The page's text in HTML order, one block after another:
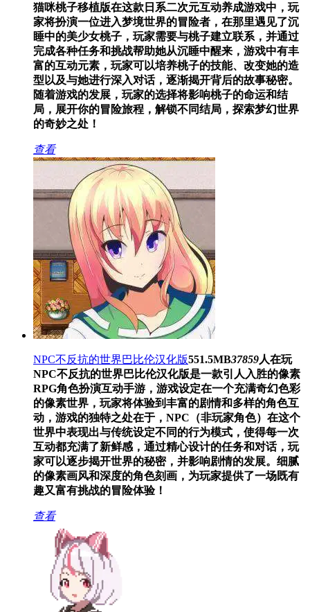
猫咪桃子移植版在这款日系二次元互动养成游戏中，玩
家将扮演一位进入梦境世界的冒险者，在那里遇见了沉
睡中的美少女桃子，玩家需要与桃子建立联系，并通过
完成各种任务和挑战帮助她从沉睡中醒来，游戏中有丰
富的互动元素，玩家可以培养桃子的技能、改变她的造
型以及与她进行深入对话，逐渐揭开背后的故事秘密。
随着游戏的发展，玩家的选择将影响桃子的命运和结
局，展开你的冒险旅程，解锁不同结局，探索梦幻世界
的奇妙之处！
查看
NPC不反抗的世界巴比伦汉化版551.5MB37859人在玩
NPC不反抗的世界巴比伦汉化版是一款引人入胜的像素
RPG角色扮演互动手游，游戏设定在一个充满奇幻色彩
的像素世界，玩家将体验到丰富的剧情和多样的角色互
动，游戏的独特之处在于，NPC（非玩家角色）在这个
世界中表现出与传统设定不同的行为模式，使得每一次
互动都充满了新鲜感，通过精心设计的任务和对话，玩
家可以逐步揭开世界的秘密，并影响剧情的发展。细腻
的像素画风和深度的角色刻画，为玩家提供了一场既有
趣又富有挑战的冒险体验！
查看